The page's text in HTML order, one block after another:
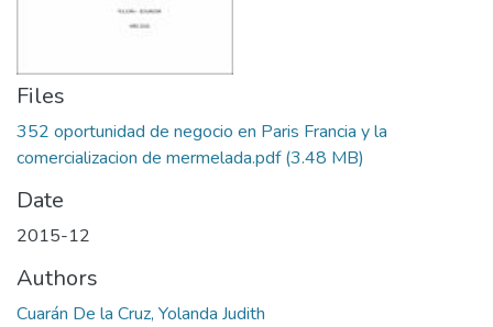
Files
352 oportunidad de negocio en Paris Francia y la
comercializacion de mermelada.pdf(3.48 MB)
Date
2015-12
Authors
Cuarán De la Cruz, Yolanda Judith